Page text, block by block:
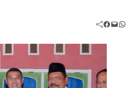
Facebook Mail WhatsApp